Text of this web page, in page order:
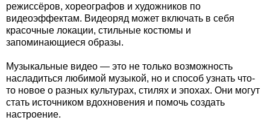
режиссёров, хореографов и художников по
видеоэффектам. Видеоряд может включать в себя
красочные локации, стильные костюмы и
запоминающиеся образы.
Музыкальные видео — это не только возможность
насладиться любимой музыкой, но и способ узнать что-
то новое о разных культурах, стилях и эпохах. Они могут
стать источником вдохновения и помочь создать
настроение.